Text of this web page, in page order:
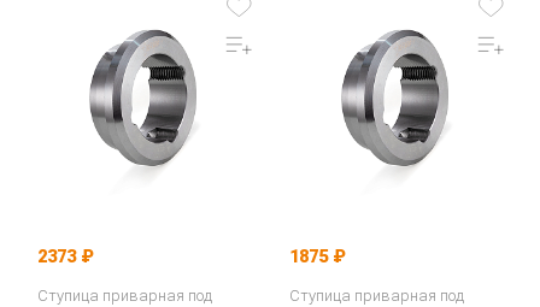
2373 ₽
Ступица приварная под
1875 ₽
Ступица приварная под